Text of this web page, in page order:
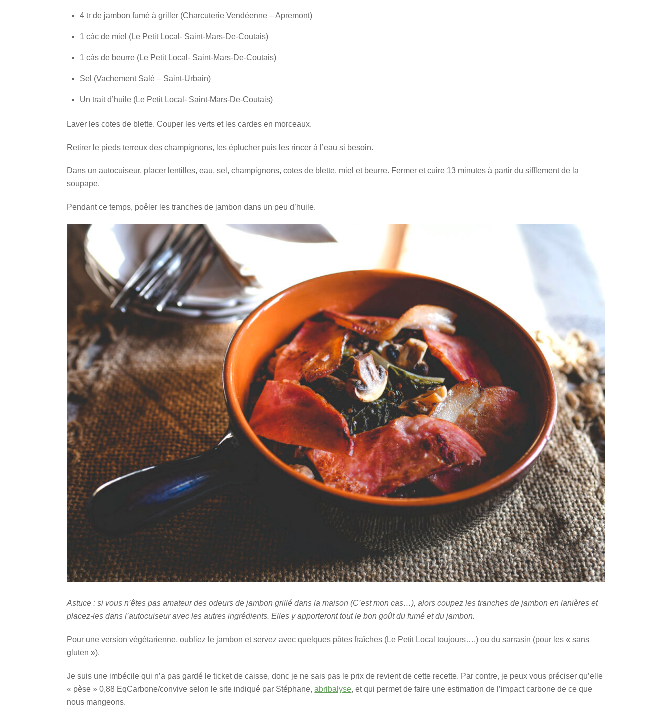
4 tr de jambon fumé à griller (Charcuterie Vendéenne – Apremont)
1 càc de miel (Le Petit Local- Saint-Mars-De-Coutais)
1 càs de beurre (Le Petit Local- Saint-Mars-De-Coutais)
Sel (Vachement Salé – Saint-Urbain)
Un trait d’huile (Le Petit Local- Saint-Mars-De-Coutais)
Laver les cotes de blette. Couper les verts et les cardes en morceaux.
Retirer le pieds terreux des champignons, les éplucher puis les rincer à l’eau si besoin.
Dans un autocuiseur, placer lentilles, eau, sel, champignons, cotes de blette, miel et beurre. Fermer et cuire 13 minutes à partir du sifflement de la
soupape.
Pendant ce temps, poêler les tranches de jambon dans un peu d’huile.
Astuce : si vous n’êtes pas amateur des odeurs de jambon grillé dans la maison (C’est mon cas…), alors coupez les tranches de jambon en lanières et
placez-les dans l’autocuiseur avec les autres ingrédients. Elles y apporteront tout le bon goût du fumé et du jambon.
Pour une version végétarienne, oubliez le jambon et servez avec quelques pâtes fraîches (Le Petit Local toujours….) ou du sarrasin (pour les « sans
gluten »).
Je suis une imbécile qui n’a pas gardé le ticket de caisse, donc je ne sais pas le prix de revient de cette recette. Par contre, je peux vous préciser qu’elle
« pèse » 0,88 EqCarbone/convive selon le site indiqué par Stéphane,abribalyse, et qui permet de faire une estimation de l’impact carbone de ce que
nous mangeons.